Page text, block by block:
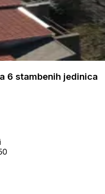
6 stambenih jedinica